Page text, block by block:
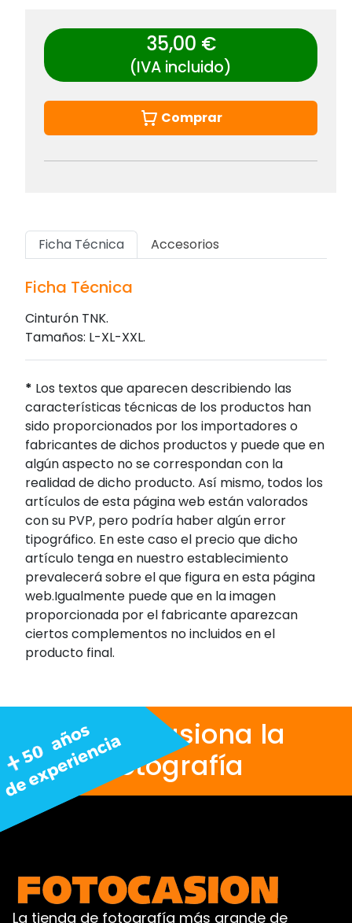
35,00 €
(IVA incluido)
Comprar
Ficha Técnica Accesorios
Ficha Técnica
Cinturón TNK.
Tamaños: L-XL-XXL.
* Los textos que aparecen describiendo las
características técnicas de los productos han
sido proporcionados por los importadores o
fabricantes de dichos productos y puede que en
algún aspecto no se correspondan con la
realidad de dicho producto. Así mismo, todos los
artículos de esta página web están valorados
con su PVP, pero podría haber algún error
tipográfico. En este caso el precio que dicho
artículo tenga en nuestro establecimiento
prevalecerá sobre el que figura en esta página
web.Igualmente puede que en la imagen
proporcionada por el fabricante aparezcan
ciertos complementos no incluidos en el
producto final.
Nos apasiona la
fotografía
La tienda de fotografía más grande de